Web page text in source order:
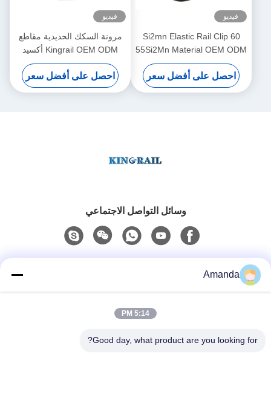
فيديو
60 Si2mn Elastic Rail Clip
55Si2Mn Material OEM ODM
أسود اللون
احصل على أفضل سعر
فيديو
مرونة السكك الحديدية مقاطع
Kingrail OEM ODM أكسيد
السطح الأسود
احصل على أفضل سعر
وسائل التواصل الاجتماعي
0086-15556982932
Amanda
5:14 PM
Good day, what product are you looking for?